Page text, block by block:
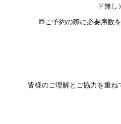
ド無し）
🔳ご予約の際に必要席数
皆様のご理解とご協力を重ね